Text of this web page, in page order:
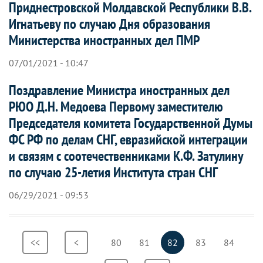
Приднестровской Молдавской Республики В.В.
Игнатьеву по случаю Дня образования
Министерства иностранных дел ПМР
07/01/2021 - 10:47
Поздравление Министра иностранных дел
РЮО Д.Н. Медоева Первому заместителю
Председателя комитета Государственной Думы
ФС РФ по делам СНГ, евразийской интеграции
и связям с соотечественниками К.Ф. Затулину
по случаю 25-летия Института стран СНГ
06/29/2021 - 09:53
Нумерация
страниц
Первая
<<
Предыдущая
< Страница
80 Страница
81
Текущая
82 Страница
83 Страница
84